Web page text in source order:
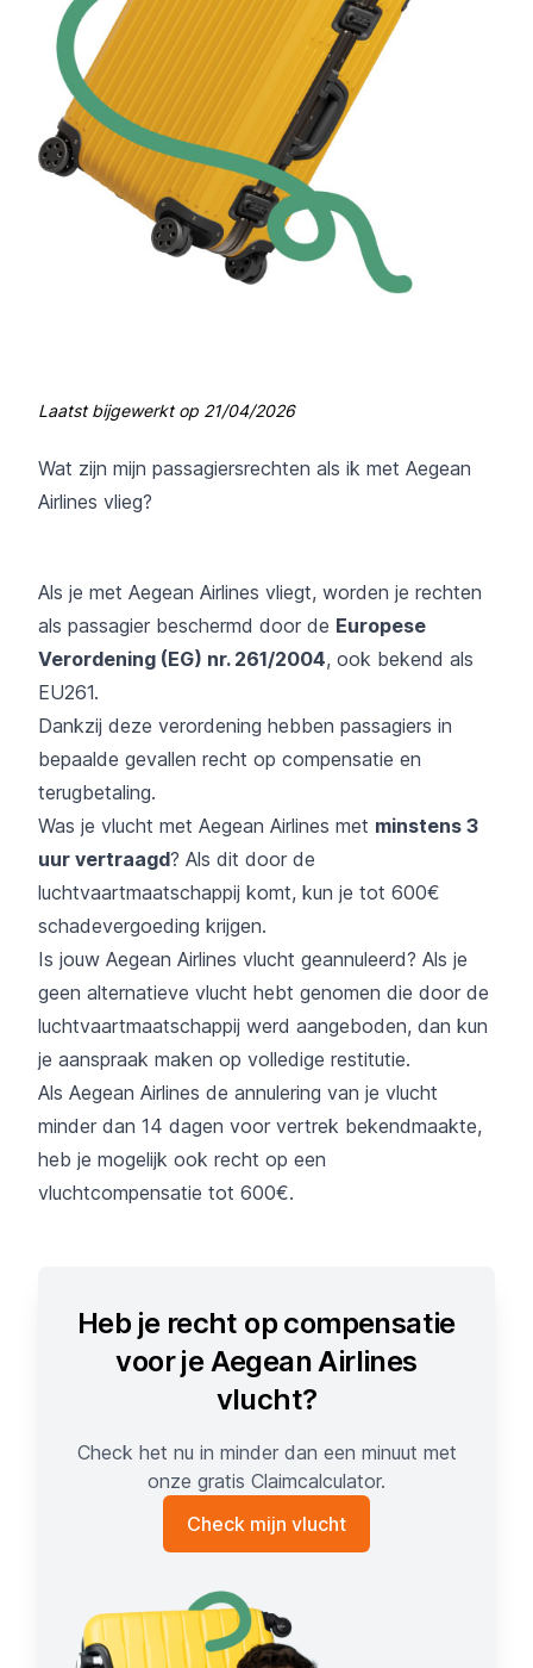
Laatst bijgewerkt op 21/04/2026
Wat zijn mijn passagiersrechten als ik met Aegean
Airlines vlieg?
Als je met Aegean Airlines vliegt, worden je rechten
als passagier beschermd door de Europese
Verordening (EG) nr. 261/2004, ook bekend als
EU261.
Dankzij deze verordening hebben passagiers in
bepaalde gevallen recht op compensatie en
terugbetaling.
Was je vlucht met Aegean Airlines met minstens 3
uur vertraagd? Als dit door de
luchtvaartmaatschappij komt, kun je tot 600€
schadevergoeding krijgen.
Is jouw Aegean Airlines vlucht geannuleerd? Als je
geen alternatieve vlucht hebt genomen die door de
luchtvaartmaatschappij werd aangeboden, dan kun
je aanspraak maken op volledige restitutie.
Als Aegean Airlines de annulering van je vlucht
minder dan 14 dagen voor vertrek bekendmaakte,
heb je mogelijk ook recht op een
vluchtcompensatie tot 600€.
Heb je recht op compensatie
voor je Aegean Airlines
vlucht?
Check het nu in minder dan een minuut met
onze gratis Claimcalculator.
Check mijn vlucht